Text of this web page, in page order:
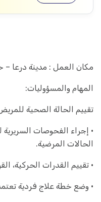
مكان العمل : مدينة درعا –
المهام والمسؤوليات:
تقييم الحالة الصحية
• إجراء الفحوصات السريرية
الحالات المرضية.
• تقييم القدرات الحركية،
• وضع خطة علاج فردية